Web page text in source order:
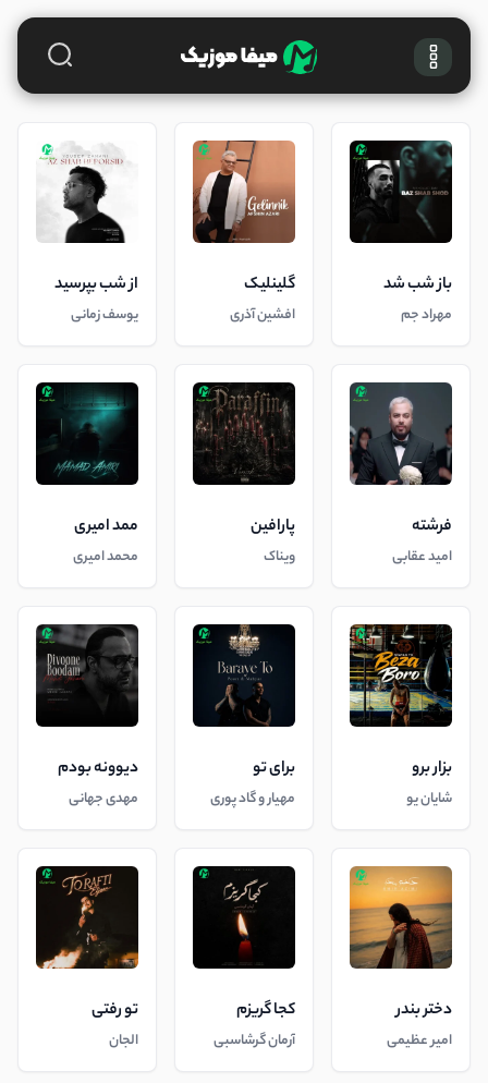
باز شب شد
مهراد جم
گلینلیک
افشین آذری
از شب بپرسید
یوسف زمانی
فرشته
امید عقابی
پارافین
ویناک
ممد امیری
محمد امیری
بزار برو
شایان یو
برای تو
مهیار و گاد پوری
دیوونه بودم
مهدی جهانی
دختر بندر
امیر عظیمی
کجا گریزم
آرمان گرشاسبی
تو رفتی
الجان